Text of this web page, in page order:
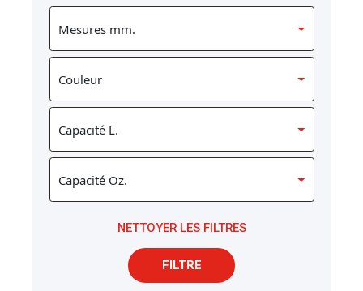
NETTOYER LES FILTRES
FILTRE